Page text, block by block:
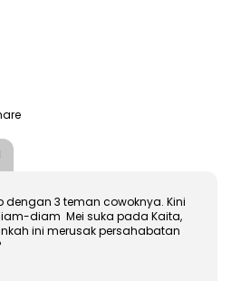
dengan 3 teman cowoknya. Kini
diam Mei suka pada Kaita,
ini merusak persahabatan